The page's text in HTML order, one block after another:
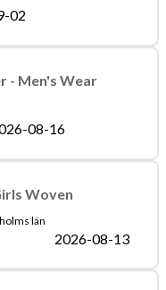
02
- Men's Wear
08-16
Woven
län
2026-08-13